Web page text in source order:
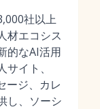
社以上
材エコシス
的なAI活用
イト、
ージ、カレ
し、ソーシ